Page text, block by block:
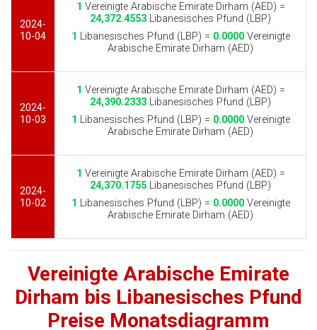
2024-
10-04
1 Vereinigte Arabische Emirate Dirham (AED) =
24,372.4553 Libanesisches Pfund (LBP)
1 Libanesisches Pfund (LBP) = 0.0000Vereinigte
Arabische Emirate Dirham (AED)
2024-
10-03
1 Vereinigte Arabische Emirate Dirham (AED) =
24,390.2333 Libanesisches Pfund (LBP)
1 Libanesisches Pfund (LBP) = 0.0000Vereinigte
Arabische Emirate Dirham (AED)
2024-
10-02
1 Vereinigte Arabische Emirate Dirham (AED) =
24,370.1755 Libanesisches Pfund (LBP)
1 Libanesisches Pfund (LBP) = 0.0000Vereinigte
Arabische Emirate Dirham (AED)
Vereinigte Arabische Emirate
Dirham bis Libanesisches Pfund
Preise Monatsdiagramm